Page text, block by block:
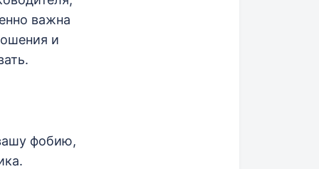
важна
и
фобию,